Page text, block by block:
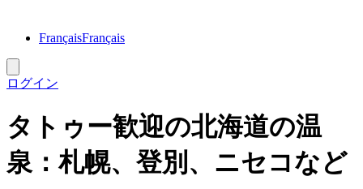
FrançaisFrançais
ログイン
タトゥー歓迎の北海道の温
泉：札幌、登別、ニセコなど